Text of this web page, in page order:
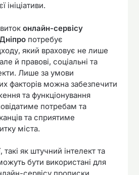
ініціативи.
онлайн-сервісу
потребує
який враховує не лише
й правові, соціальні та
Лише за умови
факторів можна забезпечити
та функціонування
потребам та
та сприятиме
міста.
такі як штучний інтелект та
бути використані для